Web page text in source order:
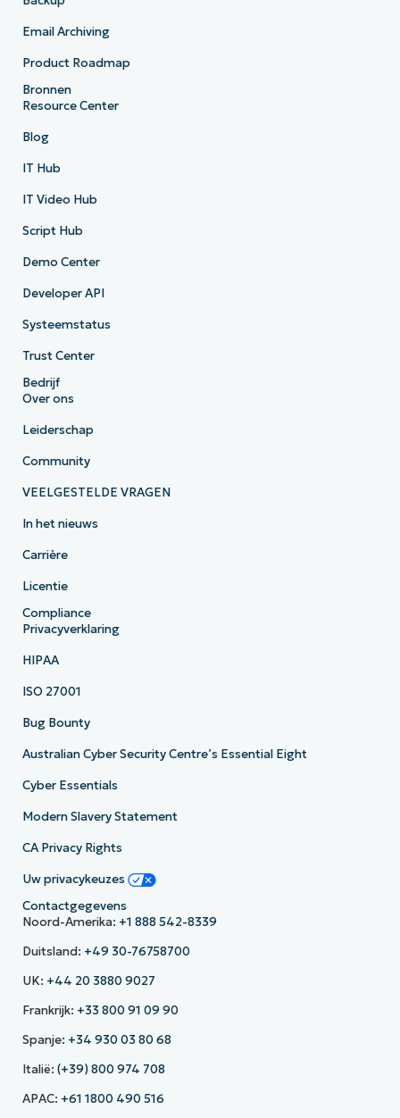
Email Archiving
Product Roadmap
Bronnen
Resource Center
Blog
IT Hub
IT Video Hub
Script Hub
Demo Center
Developer API
Systeemstatus
Trust Center
Bedrijf
Over ons
Leiderschap
Community
VEELGESTELDE VRAGEN
In het nieuws
Carrière
Licentie
Compliance
Privacyverklaring
HIPAA
ISO 27001
Bug Bounty
Australian Cyber Security Centre’s Essential Eight
Cyber Essentials
Modern Slavery Statement
CA Privacy Rights
Uw privacykeuzes
Contactgegevens
Noord-Amerika: +1 888 542-8339
Duitsland: +49 30-76758700
UK: +44 20 3880 9027
Frankrijk: +33 800 91 09 90
Spanje: +34 930 03 80 68
Italië: (+39) 800 974 708
APAC: +61 1800 490 516